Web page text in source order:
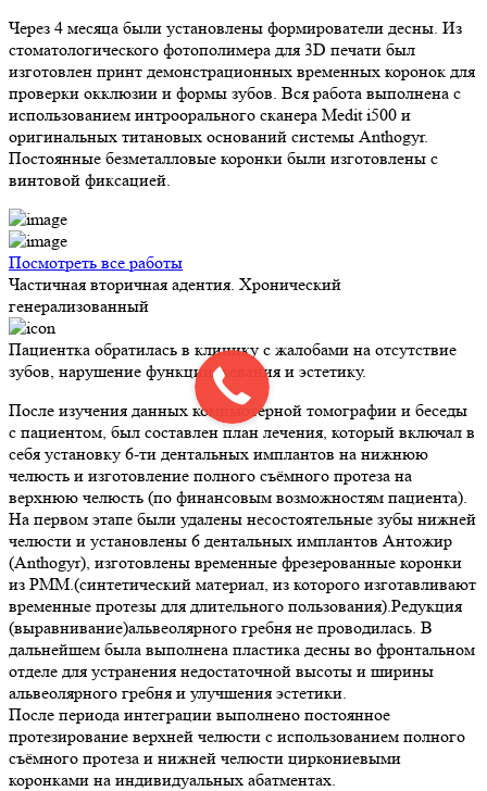
Через 4 месяца были установлены формирователи десны. Из
стоматологического фотополимера для 3D печати был
изготовлен принт демонстрационных временных коронок для
проверки окклюзии и формы зубов. Вся работа выполнена с
использованием интроорального сканера Medit i500 и
оригинальных титановых оснований системы Anthogyr.
Постоянные безметалловые коронки были изготовлены с
винтовой фиксацией.
Посмотреть все работы
Частичная вторичная адентия. Хронический
генерализованный
Пациентка обратилась в клинику с жалобами на отсутствие
зубов, нарушение функции жевания и эстетику.
После изучения данных компьютерной томографии и беседы
с пациентом, был составлен план лечения, который включал в
себя установку 6-ти дентальных имплантов на нижнюю
челюсть и изготовление полного съёмного протеза на
верхнюю челюсть (по финансовым возможностям пациента).
На первом этапе были удалены несостоятельные зубы нижней
челюсти и установлены 6 дентальных имплантов Антожир
(Anthogyr), изготовлены временные фрезерованные коронки
из PMM.(синтетический материал, из которого изготавливают
временные протезы для длительного пользования).Редукция
(выравнивание)альвеолярного гребня не проводилась. В
дальнейшем была выполнена пластика десны во фронтальном
отделе для устранения недостаточной высоты и ширины
альвеолярного гребня и улучшения эстетики.
После периода интеграции выполнено постоянное
протезирование верхней челюсти с использованием полного
съёмного протеза и нижней челюсти циркониевыми
коронками на индивидуальных абатментах.